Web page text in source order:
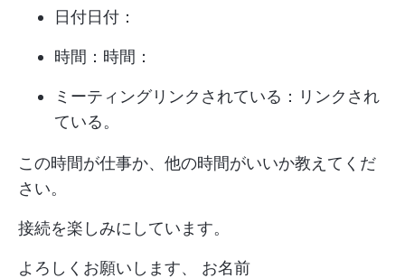
日付日付：
時間：時間：
ミーティングリンクされている：リンクされ
ている。
この時間が仕事か、他の時間がいいか教えてくだ
さい。
接続を楽しみにしています。
よろしくお願いします、 お名前